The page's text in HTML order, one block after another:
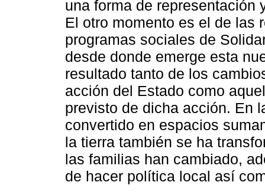
una forma de representación
El otro momento es el de las
programas sociales de
desde donde emerge esta
resultado tanto de los
acción del Estado como
previsto de dicha acción. En
convertido en espacios
la tierra también se ha
las familias han cambiado,
de hacer política local así